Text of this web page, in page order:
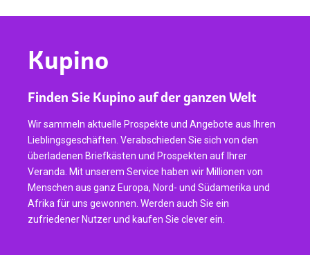
Kupino
Finden Sie Kupino auf der ganzen Welt
Wir sammeln aktuelle Prospekte und Angebote aus Ihren
Lieblingsgeschäften. Verabschieden Sie sich von den
überladenen Briefkästen und Prospekten auf Ihrer
Veranda. Mit unserem Service haben wir Millionen von
Menschen aus ganz Europa, Nord- und Südamerika und
Afrika für uns gewonnen. Werden auch Sie ein
zufriedener Nutzer und kaufen Sie clever ein.